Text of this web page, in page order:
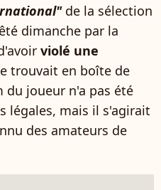
de la sélection
dimanche par la
violé une
trouvait en boîte de
du joueur n'a pas été
légales, mais il s'agirait
des amateurs de